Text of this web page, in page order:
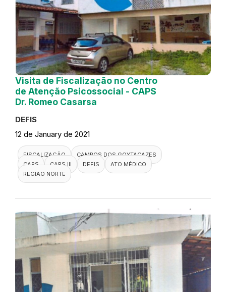
Visita de Fiscalização no Centro
de Atenção Psicossocial - CAPS
Dr. Romeo Casarsa
DEFIS
12 de January de 2021
FISCALIZAÇÃO
CAMPOS DOS GOYTACAZES
CAPS
CAPS III DEFIS
ATO MÉDICO
REGIÃO NORTE